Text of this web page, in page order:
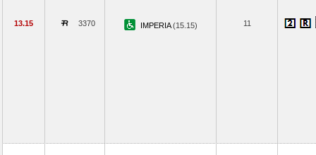
13.15 3370 IMPERIA(15.15) 11